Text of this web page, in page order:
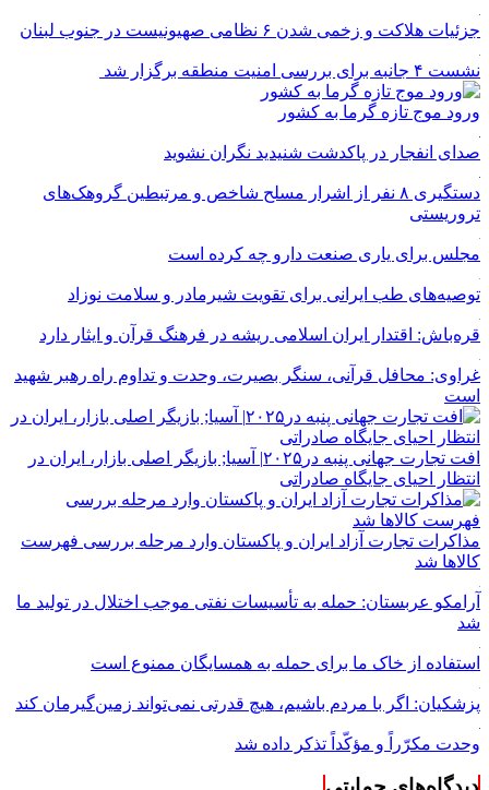
جزئیات هلاکت و زخمی شدن ۶ نظامی صهیونیست در جنوب لبنان
نشست ۴ جانبه برای بررسی امنیت منطقه برگزار شد
ورود موج تازه گرما به کشور
صدای انفجار در پاکدشت شنیدید نگران نشوید
دستگیری ۸ نفر از اشرار مسلح شاخص و مرتبطین گروهک‌های
تروریستی
مجلس برای یاری صنعت دارو چه کرده است
توصیه‌های طب ایرانی برای تقویت شیرمادر و سلامت نوزاد
قره‌باش: اقتدار ایران اسلامی ریشه در فرهنگ قرآن و ایثار دارد
غراوی: محافل قرآنی، سنگر بصیرت، وحدت و تداوم راه رهبر شهید
است
افت تجارت جهانی پنبه در۲۰۲۵| آسیا; بازیگر اصلی بازار، ایران در
انتظار احیای جایگاه صادراتی
مذاکرات تجارت آزاد ایران و پاکستان وارد مرحله بررسی فهرست
کالاها شد
آرامکو عربستان: حمله به تأسیسات نفتی موجب اختلال در تولید ما
شد
استفاده از خاک ما برای حمله به همسایگان ممنوع است
پزشکیان: اگر با مردم باشیم، هیچ قدرتی نمی‌تواند زمین‌گیرمان کند
وحدت مکرّراً و مؤکّداً تذکر داده شد